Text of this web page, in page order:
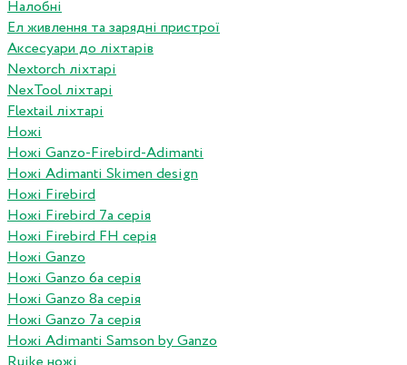
Налобні
Ел живлення та зарядні пристрої
Аксесуари до ліхтарів
Nextorch ліхтарі
NexTool ліхтарі
Flextail ліхтарі
Ножі
Ножі Ganzo-Firebird-Adimanti
Ножі Adimanti Skimen design
Ножі Firebird
Ножі Firebird 7а серія
Ножі Firebird FH серія
Ножі Ganzo
Ножі Ganzo 6а серія
Ножі Ganzo 8а серія
Ножі Ganzo 7а серія
Ножі Adimanti Samson by Ganzo